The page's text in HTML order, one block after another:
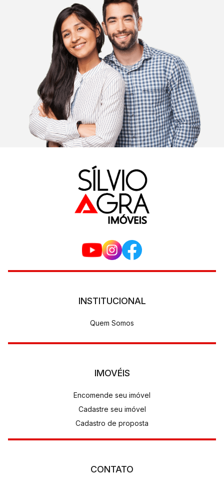
INSTITUCIONAL
Quem Somos
IMOVÉIS
Encomende seu imóvel
Cadastre seu imóvel
Cadastro de proposta
CONTATO